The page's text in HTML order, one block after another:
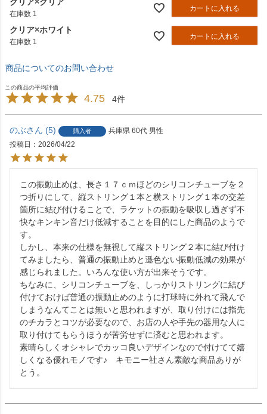
在庫数 1
カートに入れる
クリア×ホワイト
在庫数 1
カートに入れる
商品についてのお問い合わせ
4.75 4
のぶ 5 購入者 兵庫県 60代 男性
投稿日
2026/04/22
この振動止めは、長さ１７ｃｍほどのシリコンチューブを２
つ折りにして、縦ストリング１本と横ストリング１本の交差
箇所に結び付けることで、ラケットの振動を吸収し過ぎず不
快なキンキン音だけ低減することを目的にした商品のようで
す。
しかし、本来の仕様を無視して縦ストリング２本に結び付け
てみましたら、普通の振動止めと遜色ない振動低減の効果が
感じられました。いろんな使い方が出来そうです。
ちなみに、シリコンチューブを、しっかりストリングに結び
付けておけば普通の振動止めのように打球時に外れて飛んで
しまうなんてことは無いと思われますが、取り付けには指先
のチカラとコツが必要なので、お店の人や手先の器用な人に
取り付けてもらうほうが苦労せずに済むと思われます。
素晴らしくオシャレでカッコ良いデザインなので付けてて嬉
しくなる優れモノです♪　キモニー社さん素敵な商品ありが
とう。